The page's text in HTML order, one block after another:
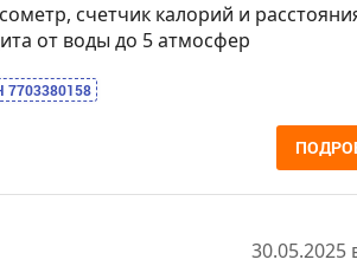
счетчик калорий и
от воды до 5 атмосфер
30.05.2025